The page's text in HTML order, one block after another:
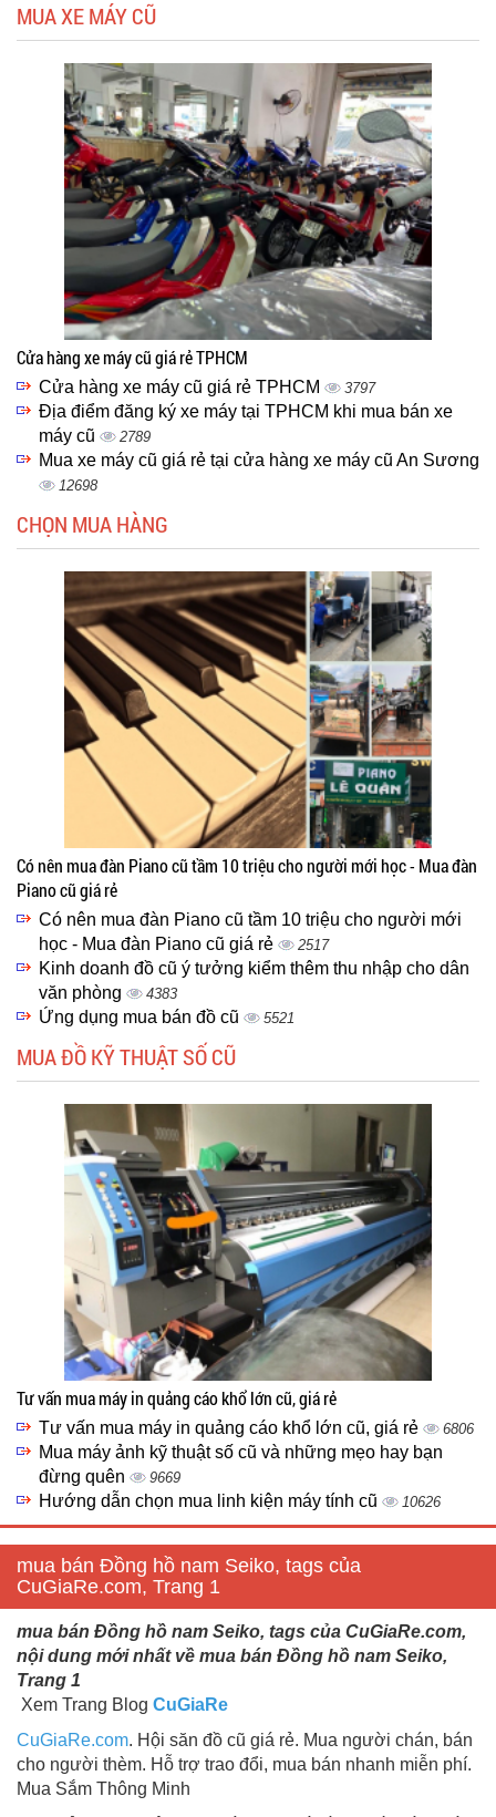
MUA XE MÁY CŨ
Cửa hàng xe máy cũ giá rẻ TPHCM
Cửa hàng xe máy cũ giá rẻ TPHCM 3797
Địa điểm đăng ký xe máy tại TPHCM khi mua bán xe
máy cũ
2789
Mua xe máy cũ giá rẻ tại cửa hàng xe máy cũ An Sương
12698
CHỌN MUA HÀNG
Có nên mua đàn Piano cũ tầm 10 triệu cho người mới học - Mua đàn
Piano cũ giá rẻ
Có nên mua đàn Piano cũ tầm 10 triệu cho người mới
học - Mua đàn Piano cũ giá rẻ
2517
Kinh doanh đồ cũ ý tưởng kiểm thêm thu nhập cho dân
văn phòng
4383
Ứng dụng mua bán đồ cũ 5521
MUA ĐỒ KỸ THUẬT SỐ CŨ
Tư vấn mua máy in quảng cáo khổ lớn cũ, giá rẻ
Tư vấn mua máy in quảng cáo khổ lớn cũ, giá rẻ 6806
Mua máy ảnh kỹ thuật số cũ và những mẹo hay bạn
đừng quên
9669
Hướng dẫn chọn mua linh kiện máy tính cũ 10626
mua bán Đồng hồ nam Seiko, tags của
CuGiaRe.com, Trang 1
mua bán Đồng hồ nam Seiko, tags của CuGiaRe.com,
nội dung mới nhất về mua bán Đồng hồ nam Seiko,
Trang 1
Xem Trang Blog CuGiaRe
CuGiaRe.com. Hội săn đồ cũ giá rẻ. Mua người chán, bán
cho người thèm. Hỗ trợ trao đổi, mua bán nhanh miễn phí.
Mua Sắm Thông Minh